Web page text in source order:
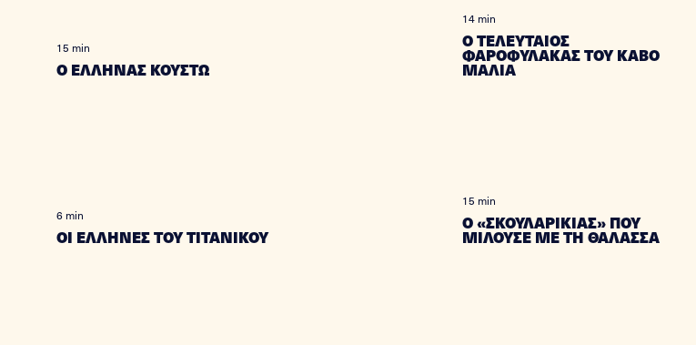
15 min
Ο ΕΛΛΗΝΑΣ ΚΟΥΣΤΩ
14 min
Ο ΤΕΛΕΥΤΑΙΟΣ
ΦΑΡΟΦΥΛΑΚΑΣ ΤΟΥ ΚΑΒΟ
ΜΑΛΙΑ
6 min
ΟΙ ΕΛΛΗΝΕΣ ΤΟΥ ΤΙΤΑΝΙΚΟΥ
15 min
Ο «ΣΚΟΥΛΑΡΙΚΙΑΣ» ΠΟΥ
ΜΙΛΟΥΣΕ ΜΕ ΤΗ ΘΑΛΑΣΣΑ